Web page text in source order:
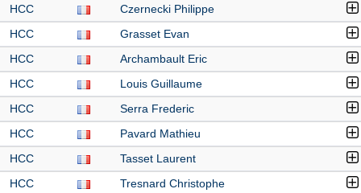
HCC Czernecki Philippe
HCC Grasset Evan
HCC Archambault Eric
HCC Louis Guillaume
HCC Serra Frederic
HCC Pavard Mathieu
HCC Tasset Laurent
HCC Tresnard Christophe